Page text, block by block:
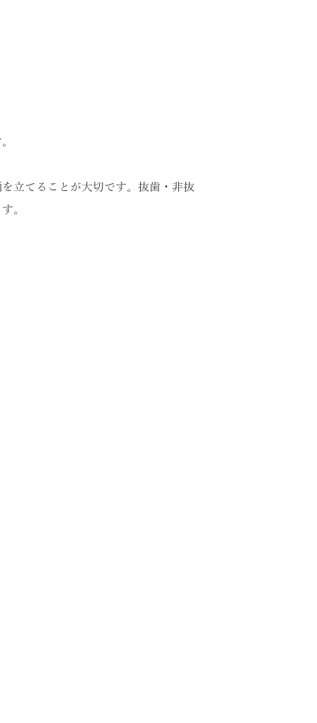
立てることが大切です。抜歯・非抜
。